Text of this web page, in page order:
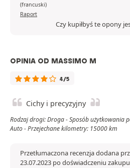
(francuski)
Raport
Czy kupiłbyś te opony
OPINIA OD MASSIMO M
4/5
Cichy i precyzyjny
Rodzaj drogi: Droga - Sposób użytkowania
Auto - Przejechane kilometry: 15000 km
Przetłumaczona recenzja dodana
23.07.2023 po doświadczeniu